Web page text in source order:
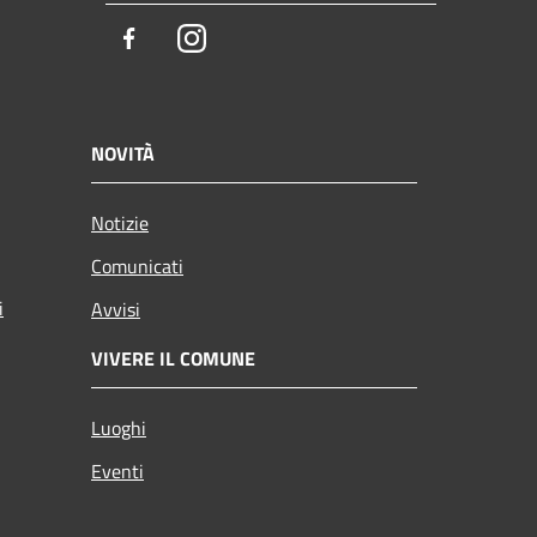
FacebookInstagram
NOVITÀ
Notizie
Comunicati
Avvisi
VIVERE IL COMUNE
Luoghi
Eventi